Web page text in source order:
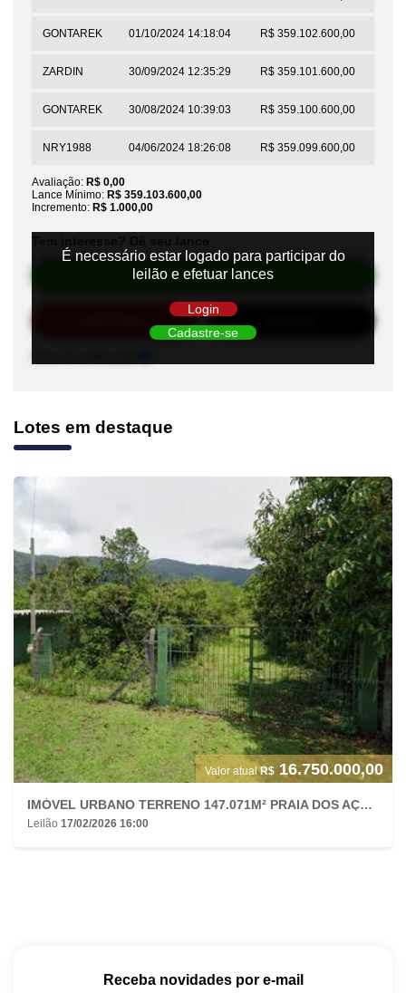
GONTAREK 01/10/2024 14:18:04 R$ 359.102.600,00
ZARDIN 30/09/2024 12:35:29 R$ 359.101.600,00
GONTAREK 30/08/2024 10:39:03 R$ 359.100.600,00
NRY1988 04/06/2024 18:26:08 R$ 359.099.600,00
Avaliação: R$ 0,00
Lance Mínimo: R$ 359.103.600,00
Incremento: R$ 1.000,00
Efetuar Lance
É necessário estar logado para participar do
leilão e efetuar lances
Login
Cadastre-se
Lotes em destaque
Valor atualR$ 16.750.000,00
IMÓVEL URBANO TERRENO 147.071M² PRAIA DOS AÇORES PANTANO SUL FLORIANÓPOLIS/SC
Leilão 17/02/2026 16:00
Receba novidades por e-mail